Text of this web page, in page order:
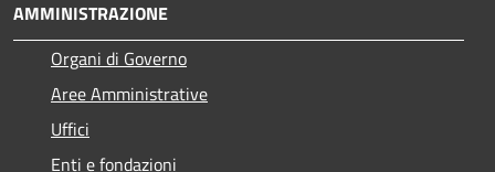
AMMINISTRAZIONE
Organi di Governo
Aree Amministrative
Uffici
Enti e fondazioni